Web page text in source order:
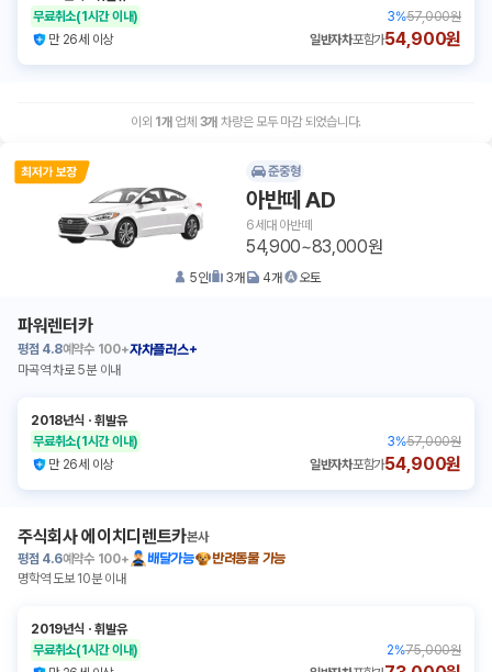
무료취소(1시간 이내) 3%57,000원
만 26세 이상
일반자차포함가54,900원
이외 1 개 업체 3개 차량은 모두 마감 되었습니다.
준중형
아반떼 AD
6세대 아반떼
54,900~83,000원
5인 3개 4개 오토
파워렌터카
평점 4.8예약수 100+자차플러스+
마곡역 차로 5분 이내
2018년식 ㆍ휘발유
무료취소(1시간 이내) 3%57,000원
만 26세 이상
일반자차포함가54,900원
주식회사 에이치디렌트카본사
평점 4.6예약수 100+ 배달가능
반려동물 가능
명학역 도보 10분 이내
2019년식 ㆍ휘발유
무료취소(1시간 이내) 2%75,000원